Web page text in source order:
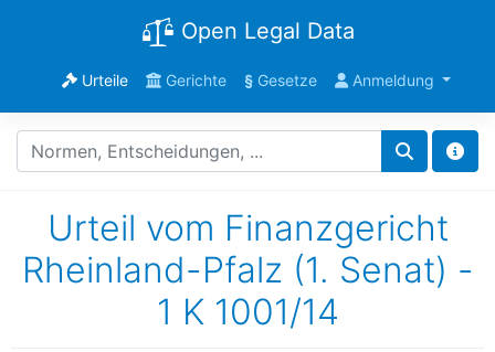
Open Legal Data
Urteile Gerichte §Gesetze Anmeldung
Urteil vom Finanzgericht
Rheinland-Pfalz (1. Senat) -
1 K 1001/14